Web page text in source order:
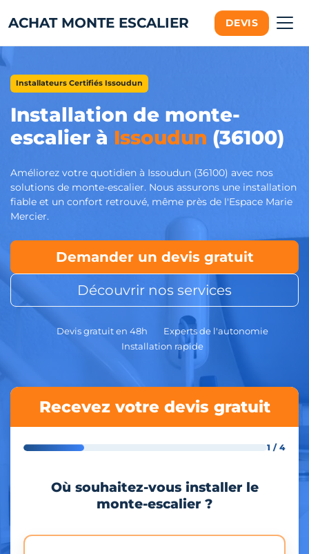
ACHAT MONTE ESCALIER DEVIS
Installateurs Certifiés Issoudun
Installation de monte-
escalier à Issoudun (36100)
Améliorez votre quotidien à Issoudun (36100) avec nos
solutions de monte-escalier. Nous assurons une installation
fiable et un confort retrouvé, même près de l'Espace Marie
Mercier.
Demander un devis gratuit
Découvrir nos services
Devis gratuit en 48h
Experts de l'autonomie
Installation rapide
Recevez votre devis gratuit
1 / 4
Où souhaitez-vous installer le
monte-escalier ?